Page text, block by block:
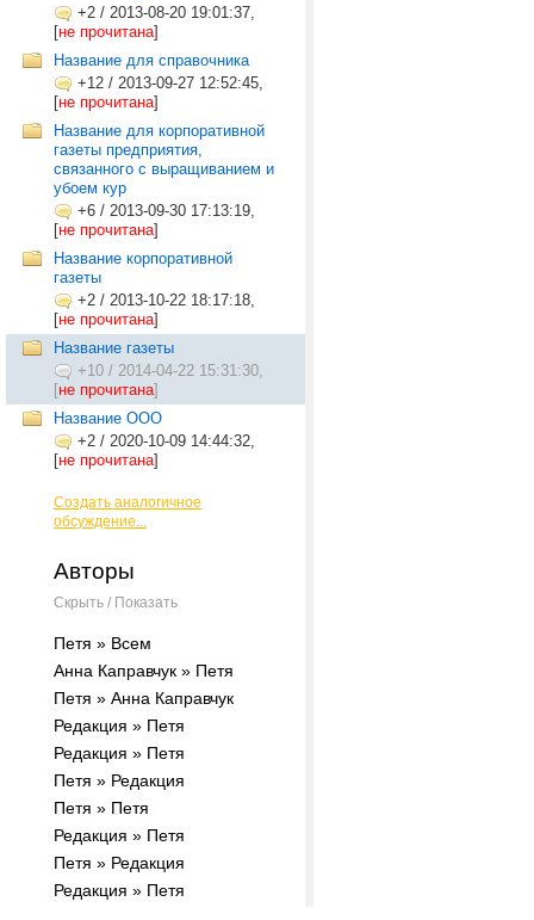
+2 / 2013-08-20 19:01:37,
[не прочитана]
Название для справочника
+12 / 2013-09-27 12:52:45,
[не прочитана]
Название для корпоративной
газеты предприятия,
связанного с выращиванием и
убоем кур
+6 / 2013-09-30 17:13:19,
[не прочитана]
Название корпоративной
газеты
+2 / 2013-10-22 18:17:18,
[не прочитана]
Название газеты
+10 / 2014-04-22 15:31:30,
[не прочитана]
Название ООО
+2 / 2020-10-09 14:44:32,
[не прочитана]
Создать аналогичное
обсуждение...
Авторы
Скрыть / Показать
Петя » Всем
Анна Каправчук » Петя
Петя » Анна Каправчук
Редакция » Петя
Редакция » Петя
Петя » Редакция
Петя » Петя
Редакция » Петя
Петя » Редакция
Редакция » Петя